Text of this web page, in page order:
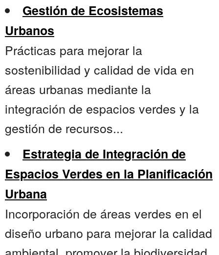
Gestión de Ecosistemas
Urbanos
Prácticas para mejorar la
sostenibilidad y calidad de vida en
áreas urbanas mediante la
integración de espacios verdes y la
gestión de recursos...
Estrategia de Integración de
Espacios Verdes en la Planificación
Urbana
Incorporación de áreas verdes en el
diseño urbano para mejorar la calidad